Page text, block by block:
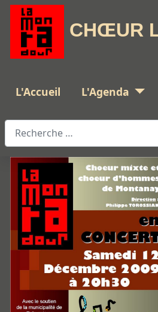
CHŒUR
L'Accueil L'Agenda
Rechercher